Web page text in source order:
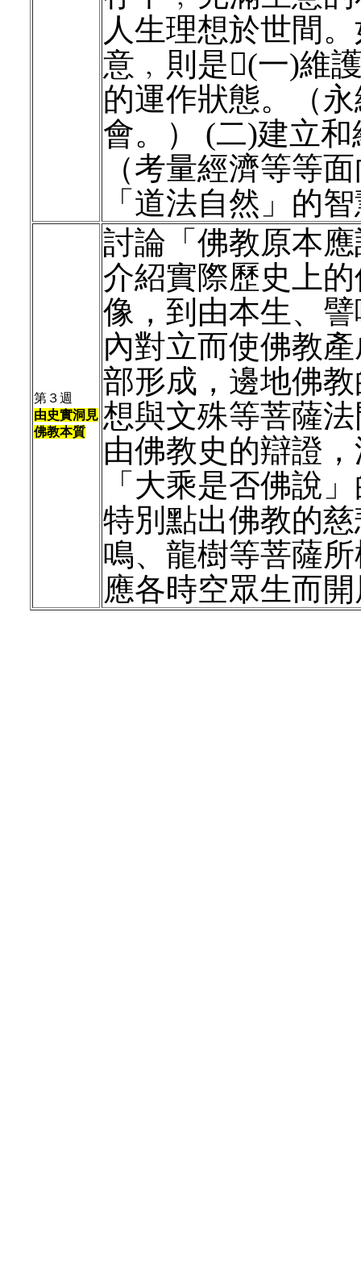
人生理想於世間
意﹐則是(一)維
的運作狀態。（
會。） (二)建立
（考量經濟等等
「道法自然」的
第３週
由史實洞見
佛教本質
討論「佛教原本
介紹實際歷史上
像，到由本生、
內對立而使佛教
部形成，邊地佛
想與文殊等菩薩
由佛教史的辯證
「大乘是否佛說
特別點出佛教的
鳴、龍樹等菩薩
應各時空眾生而